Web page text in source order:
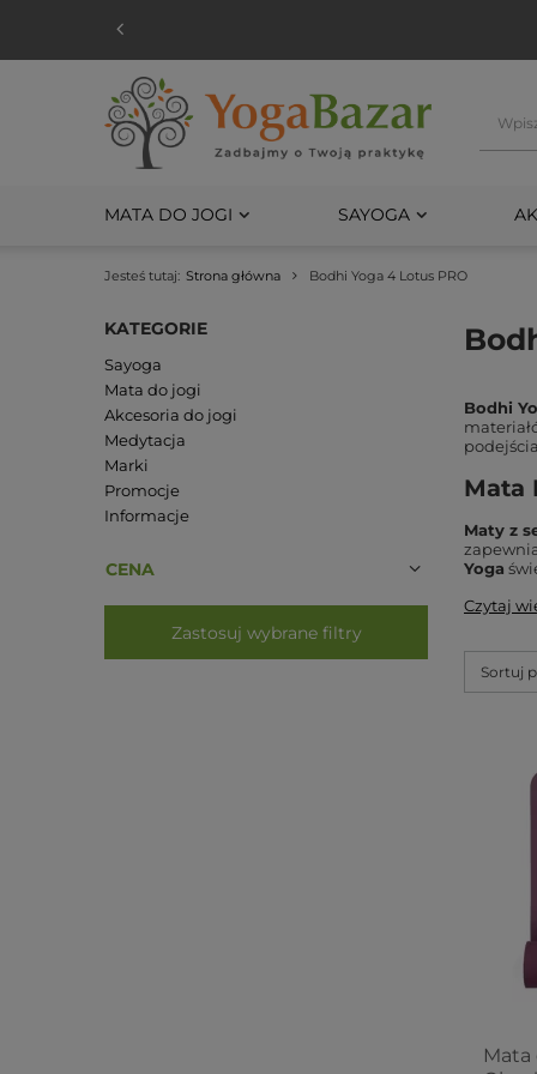
MATA DO JOGI SAYOGA
Jesteś tutaj: Strona główna Bodhi Yoga 4 Lotus PRO
KATEGORIE
Sayoga
Mata do jogi
Akcesoria do jogi
Medytacja
Marki
Promocje
Informacje
CENA
Zastosuj wybrane filtry
Bodhi
Mata
Maty z
Yoga
Czytaj
Sortuj